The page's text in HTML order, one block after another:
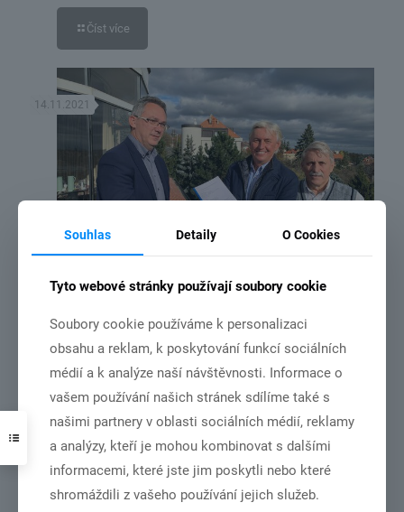
Číst více
14.11.2021
Číst více
31.10.2021
Souhlas Detaily O Cookies
Tyto webové stránky používají soubory cookie
Soubory cookie používáme k personalizaci
obsahu a reklam, k poskytování funkcí sociálních
médií a k analýze naší návštěvnosti. Informace o
vašem používání našich stránek sdílíme také s
našimi partnery v oblasti sociálních médií, reklamy
a analýzy, kteří je mohou kombinovat s dalšími
informacemi, které jste jim poskytli nebo které
shromáždili z vašeho používání jejich služeb.